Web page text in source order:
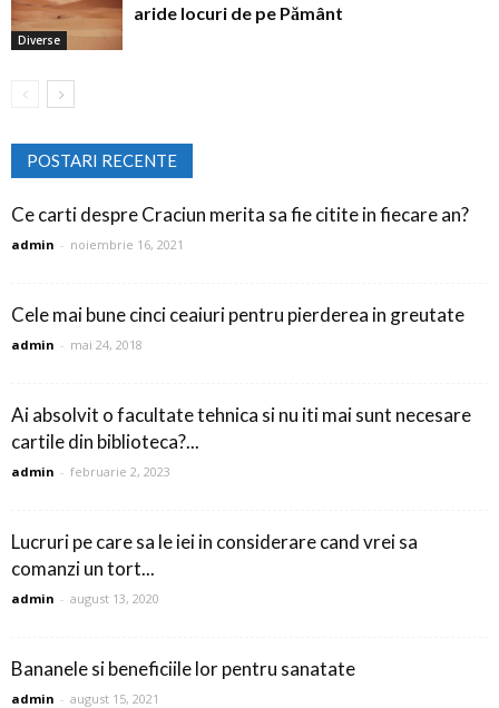
Diverse
aride locuri de pe Pământ
POSTARI RECENTE
Ce carti despre Craciun merita sa fie citite in fiecare an?
admin - noiembrie 16, 2021
Cele mai bune cinci ceaiuri pentru pierderea in greutate
admin - mai 24, 2018
Ai absolvit o facultate tehnica si nu iti mai sunt necesare
cartile din biblioteca?...
admin - februarie 2, 2023
Lucruri pe care sa le iei in considerare cand vrei sa
comanzi un tort...
admin - august 13, 2020
Bananele si beneficiile lor pentru sanatate
admin - august 15, 2021